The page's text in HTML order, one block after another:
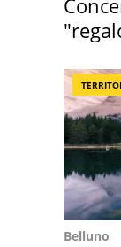
Belluno